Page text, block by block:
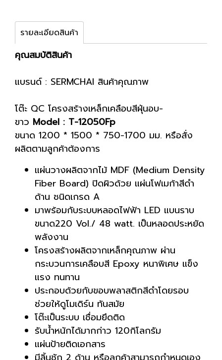
รายละเอียดสินค้า
คุณสมบัติสินค้า
แบรนด์ : SERMCHAI สินค้าคุณภาพ
โต๊ะ QC โครงสร้างเหล็กเคลือบสีฝุ่นอบ-
ขาว Model : T-12050Fp
ขนาด 1200 * 1500 * 750-1700 มม. หรือสั่ง
ผลิตตามลูกค้าต้องการ
แผ่นวางผลิตจากไม้ MDF (Medium Density
Fiber Board) ปิดผิวด้วย แผ่นโฟเมก้าสีดำ
ด้าน ชนิดเกรด A
มาพร้อมกับระบบหลอดไฟฟ้า LED แบนราบ
ขนาด220 Vol./ 48 watt. เป็นหลอดประหยัด
พลังงาน
โครงสร้างผลิตจากเหล็กคุณภาพ ผ่าน
กระบวนการเคลือบสี Epoxy หนาพิเศษ แข็ง
แรง ทนทาน
ประกอบด้วยกับขอบพลาสติกสีดำโดยรอบ
ช่วยให้ดูโมเดิร์น ทันสมัย
โต๊ะเป็นระบบ เชื่อมยึดติด
รับน้ำหนักได้มากก่าว 120กิโลกรัม
แผ่นป้ายติดเอกสาร